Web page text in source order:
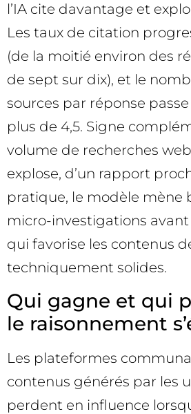
l’IA cite davantage et
Les taux de citation
(de la moitié environ des
de sept sur dix), et le
sources par réponse passe
plus de 4,5. Signe
volume de recherches
explose, d’un rapport
pratique, le modèle mène
micro-investigations
qui favorise les contenus
techniquement solides.
Qui gagne et qui
le raisonnement
Les plateformes
contenus générés par les
perdent en influence